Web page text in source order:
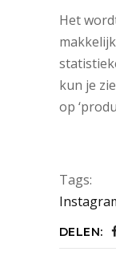
Het
kun je
op
Tags:
DELEN: